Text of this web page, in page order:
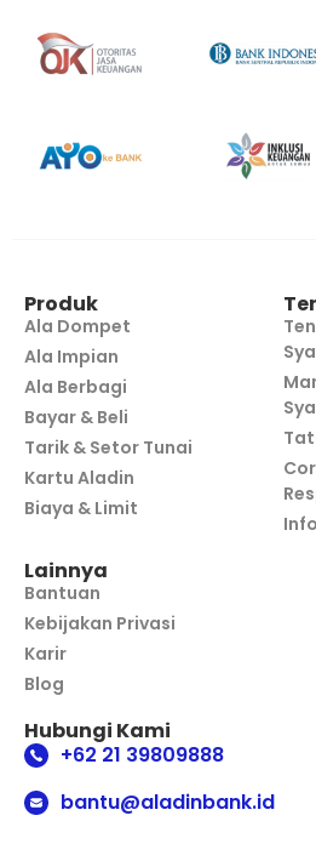
Produk
Ala Dompet
Ala Impian
Ala Berbagi
Bayar & Beli
Tarik & Setor Tunai
Kartu Aladin
Biaya & Limit
Lainnya
Bantuan
Kebijakan Privasi
Karir
Blog
Hubungi Kami
+62 21 39809888
bantu@aladinbank.id